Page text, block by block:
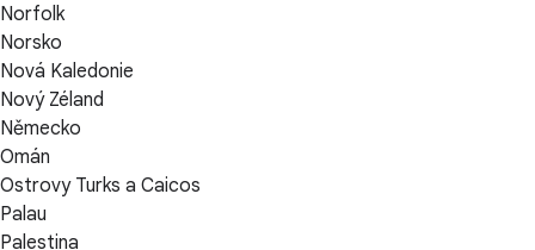
Norfolk
Norsko
Nová Kaledonie
Nový Zéland
Německo
Omán
Ostrovy Turks a Caicos
Palau
Palestina